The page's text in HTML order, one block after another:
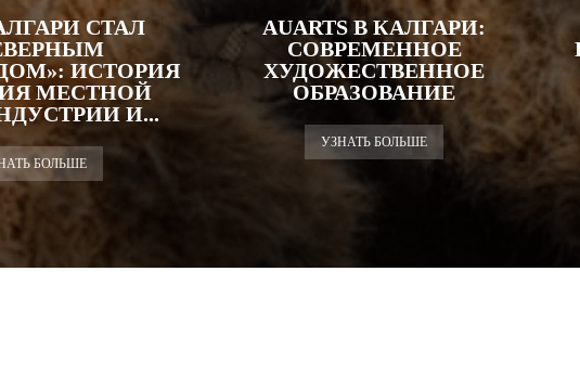
СТАЛ
ИСТОРИЯ
МЕСТНОЙ
И...
БОЛЬШЕ
AUARTS В КАЛГАРИ:
СОВРЕМЕННОЕ
ХУДОЖЕСТВЕННОЕ
ОБРАЗОВАНИЕ
УЗНАТЬ БОЛЬШЕ